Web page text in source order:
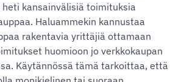
kansainvälisiä toimituksia
Haluammekin kannustaa
rakentavia yrittäjiä ottamaan
huomioon jo verkkokaupan
Käytännössä tämä tarkoittaa, että